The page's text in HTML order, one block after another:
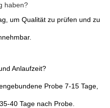
haben?
um Qualität zu prüfen und zu
Anlaufzeit?
Probe 7-15 Tage,
40 Tage nach Probe.